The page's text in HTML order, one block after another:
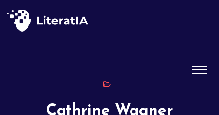
Cathrine Wagner